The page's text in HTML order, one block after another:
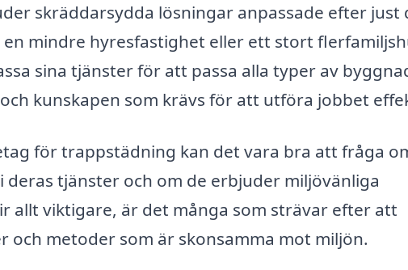
skräddarsydda lösningar anpassade efter just
mindre hyresfastighet eller ett stort
sina tjänster för att passa alla typer av
kunskapen som krävs för att utföra jobbet
för trappstädning kan det vara bra att fråga
tjänster och om de erbjuder miljövänliga
allt viktigare, är det många som strävar efter att
och metoder som är skonsamma mot miljön.